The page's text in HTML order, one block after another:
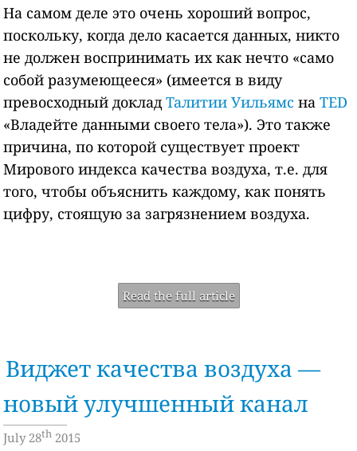
На самом деле это очень хороший вопрос,
поскольку, когда дело касается данных, никто
не должен воспринимать их как нечто «само
собой разумеющееся» (имеется в виду
превосходный докладТалитии Уильямс наTED
«Владейте данными своего тела»). Это также
причина, по которой существует проект
Мирового индекса качества воздуха, т.е. для
того, чтобы объяснить каждому, как понять
цифру, стоящую за загрязнением воздуха.
Read the full article
Виджет качества воздуха —
новый улучшенный канал
July 28th 2015